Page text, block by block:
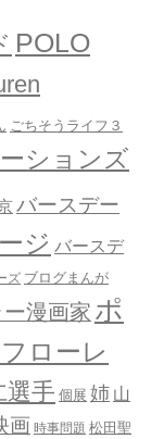
POLO
ごちそうライフ３
ションズ
バースデー
ジ バースデ
ズ ブログまんが
漫画家 ポ
ローレ
選手 個展 姉 山
画 時事問題 松田聖